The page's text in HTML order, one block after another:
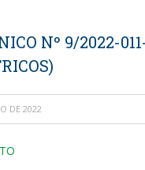
Nº 9/2022-
DE 2022